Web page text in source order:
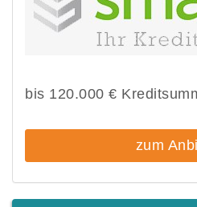
bis 120.000 €
zum